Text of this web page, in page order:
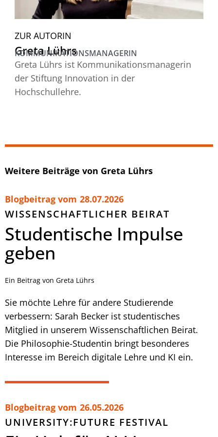
ZUR AUTORIN
Greta Lührs
KOMMUNIKATIONSMANAGERIN
Greta Lührs ist Kommunikationsmanagerin
der Stiftung Innovation in der
Hochschullehre.
Weitere Beiträge von Greta Lührs
Blogbeitrag vom 28.07.2026
WISSENSCHAFTLICHER BEIRAT
Studentische Impulse
geben
Ein Beitrag von Greta Lührs
Sie möchte Lehre für andere Studierende
verbessern: Sarah Becker ist studentisches
Mitglied in unserem Wissenschaftlichen Beirat.
Die Philosophie-Studentin bringt besonderes
Interesse im Bereich digitale Lehre und KI ein.
Blogbeitrag vom 26.05.2026
UNIVERSITY:FUTURE FESTIVAL